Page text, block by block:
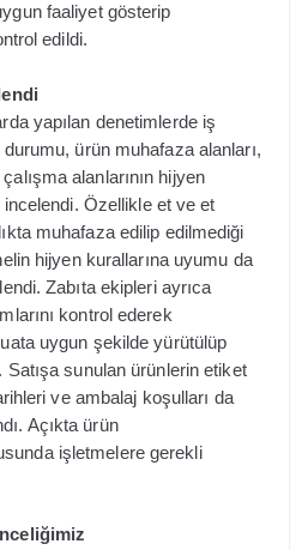
faaliyet gösterip
edildi.
yapılan denetimlerde iş
ürün muhafaza alanları,
alanlarının hijyen
incelendi. Özellikle et ve et
muhafaza edilip edilmediği
hijyen kurallarına uyumu da
Zabıta ekipleri ayrıca
kontrol ederek
uygun şekilde yürütülüp
sunulan ürünlerin etiket
ve ambalaj koşulları da
Açıkta ürün
işletmelere gerekli